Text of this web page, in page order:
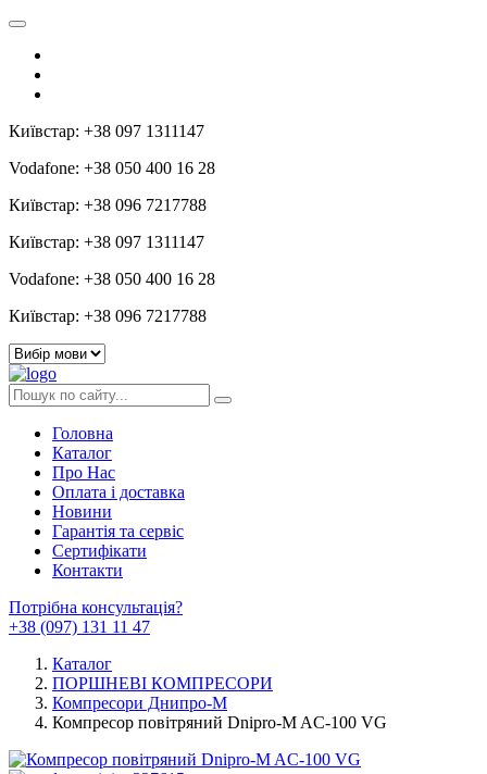
Київстар: +38 097 1311147
Vodafone: +38 050 400 16 28
Київстар: +38 096 7217788
Київстар: +38 097 1311147
Vodafone: +38 050 400 16 28
Київстар: +38 096 7217788
Головна
Каталог
Про Нас
Оплата і доставка
Новини
Гарантія та сервіс
Сертифікати
Контакти
Потрібна консультація?
+38 (097) 131 11 47
Каталог
ПОРШНЕВІ КОМПРЕСОРИ
Компресори Днипро-М
Компресор повітряний Dnipro-M AC-100 VG